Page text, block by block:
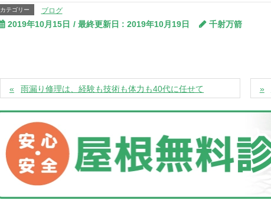
カテゴリー ブログ
2019年10月15日 / 最終更新日 : 2019年10月19日 千射万箭
雨漏り修理は、経験も技術も体力も40代に任せて